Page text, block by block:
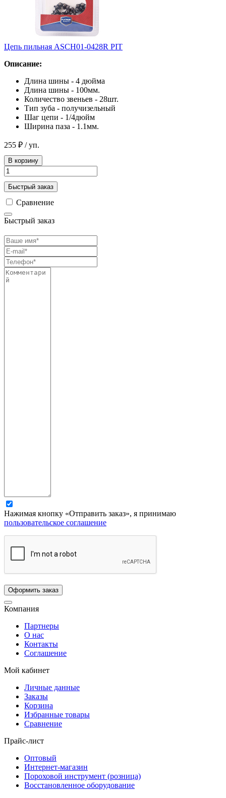
Цепь пильная ASCH01-0428R PIT
Описание:
Длина шины - 4 дюйма
Длина шины - 100мм.
Количество звеньев - 28шт.
Тип зуба - получизельный
Шаг цепи - 1/4дюйм
Ширина паза - 1.1мм.
255 ₽ / уп.
В корзину
Быстрый заказ
Сравнение
Быстрый заказ
Нажимая кнопку «Отправить заказ», я принимаю
пользовательское соглашение
Компания
Партнеры
О нас
Контакты
Соглашение
Мой кабинет
Личные данные
Заказы
Корзина
Избранные товары
Сравнение
Прайс-лист
Оптовый
Интернет-магазин
Пороховой инструмент (розница)
Восстановленное оборудование